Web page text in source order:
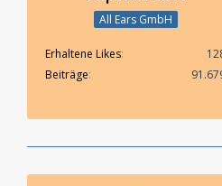
All Ears GmbH
Erhaltene Likes
Beiträge